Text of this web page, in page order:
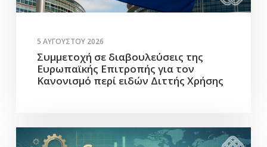
5 ΑΥΓΟΎΣΤΟΥ 2026
Συμμετοχή σε διαβουλεύσεις της
Ευρωπαϊκής Επιτροπής για τον
Κανονισμό περί ειδών Διττής Χρήσης